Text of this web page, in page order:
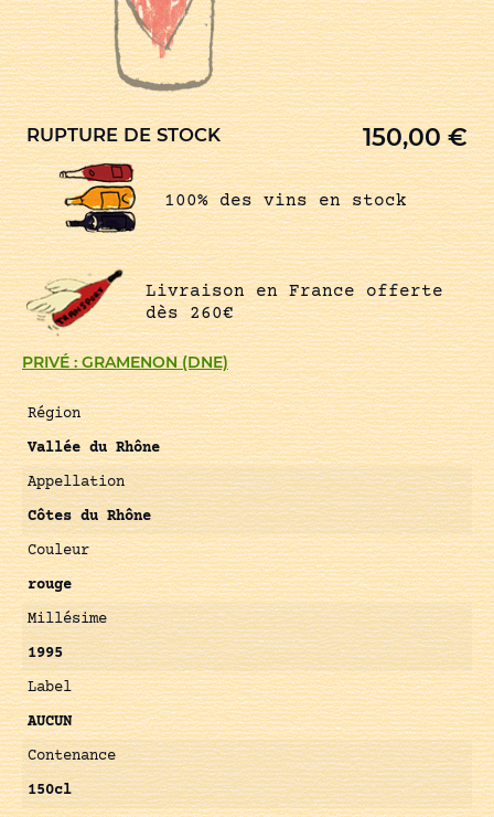
PRIVÉ : GRAMENON (DNE)
Région
Vallée du Rhône
Appellation
Côtes du Rhône
Couleur
rouge
Millésime
1995
Label
AUCUN
Contenance
150cl
RUPTURE DE STOCK 150,00€
100% des vins en stock
Livraison en France offerte
dès 260€